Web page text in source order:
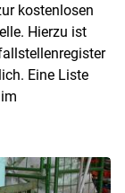
kostenlosen
Hierzu ist
Eine Liste